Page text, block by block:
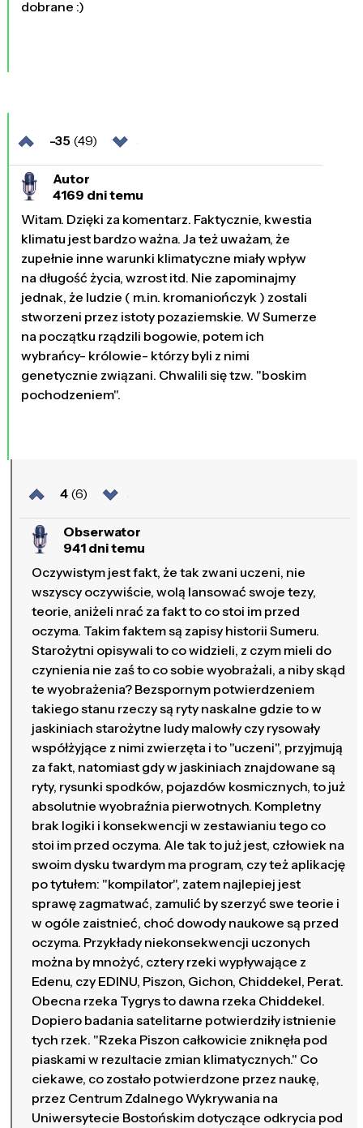
dobrane :)
-35 (49)
Autor
4169 dni temu
Witam. Dzięki za komentarz. Faktycznie, kwestia
klimatu jest bardzo ważna. Ja też uważam, że
zupełnie inne warunki klimatyczne miały wpływ
na długość życia, wzrost itd. Nie zapominajmy
jednak, że ludzie ( m.in. kromaniończyk ) zostali
stworzeni przez istoty pozaziemskie. W Sumerze
na początku rządzili bogowie, potem ich
wybrańcy- królowie- którzy byli z nimi
genetycznie związani. Chwalili się tzw. "boskim
pochodzeniem".
4(6)
Obserwator
941 dni temu
Oczywistym jest fakt, że tak zwani uczeni, nie
wszyscy oczywiście, wolą lansować swoje tezy,
teorie, aniżeli nrać za fakt to co stoi im przed
oczyma. Takim faktem są zapisy historii Sumeru.
Starożytni opisywali to co widzieli, z czym mieli do
czynienia nie zaś to co sobie wyobrażali, a niby skąd
te wyobrażenia? Bezspornym potwierdzeniem
takiego stanu rzeczy są ryty naskalne gdzie to w
jaskiniach starożytne ludy malowły czy rysowały
współżyjące z nimi zwierzęta i to "uczeni", przyjmują
za fakt, natomiast gdy w jaskiniach znajdowane są
ryty, rysunki spodków, pojazdów kosmicznych, to już
absolutnie wyobraźnia pierwotnych. Kompletny
brak logiki i konsekwencji w zestawianiu tego co
stoi im przed oczyma. Ale tak to już jest, człowiek na
swoim dysku twardym ma program, czy też aplikację
po tytułem: "kompilator", zatem najlepiej jest
sprawę zagmatwać, zamulić by szerzyć swe teorie i
w ogóle zaistnieć, choć dowody naukowe są przed
oczyma. Przykłady niekonsekwencji uczonych
można by mnożyć, cztery rzeki wypływające z
Edenu, czy EDINU, Piszon, Gichon, Chiddekel, Perat.
Obecna rzeka Tygrys to dawna rzeka Chiddekel.
Dopiero badania satelitarne potwierdziły istnienie
tych rzek. "Rzeka Piszon całkowicie zniknęła pod
piaskami w rezultacie zmian klimatycznych." Co
ciekawe, co zostało potwierdzone przez naukę,
przez Centrum Zdalnego Wykrywania na
Uniwersytecie Bostońskim dotyczące odkrycia pod